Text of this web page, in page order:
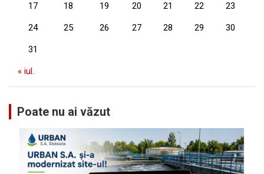
17 18 19 20 21 22 23
24 25 26 27 28 29 30
31
« iul.
Poate nu ai văzut